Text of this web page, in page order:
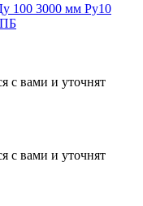
100 3000 мм Ру10
с вами и уточнят
с вами и уточнят